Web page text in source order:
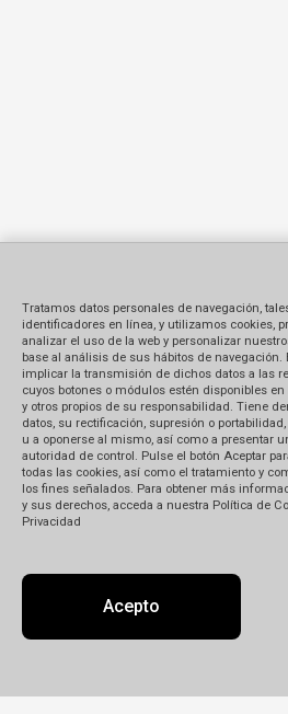
Tratamos datos personales de navegación,
identificadores en línea, y utilizamos cookies,
analizar el uso de la web y personalizar
base al análisis de sus hábitos de navegación.
implicar la transmisión de dichos datos a las
cuyos botones o módulos estén disponibles
y otros propios de su responsabilidad. Tiene
datos, su rectificación, supresión o
u a oponerse al mismo, así como a presentar
autoridad de control. Pulse el botón Aceptar
todas las cookies, así como el tratamiento y
los fines señalados. Para obtener más
y sus derechos, acceda a nuestra Política de
Privacidad
Acepto